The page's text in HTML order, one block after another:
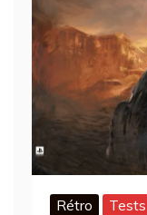
Rétro Tests